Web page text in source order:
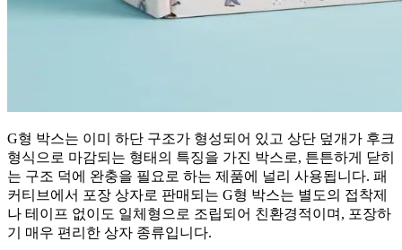
G형 박스는 이미 하단 구조가 형성되어 있고 상단 덮개가 후크
형식으로 마감되는 형태의 특징을 가진 박스로, 튼튼하게 닫히
는 구조 덕에 완충을 필요로 하는 제품에 널리 사용됩니다. 패
커티브에서 포장 상자로 판매되는 G형 박스는 별도의 접착제
나 테이프 없이도 일체형으로 조립되어 친환경적이며, 포장하
기 매우 편리한 상자 종류입니다.